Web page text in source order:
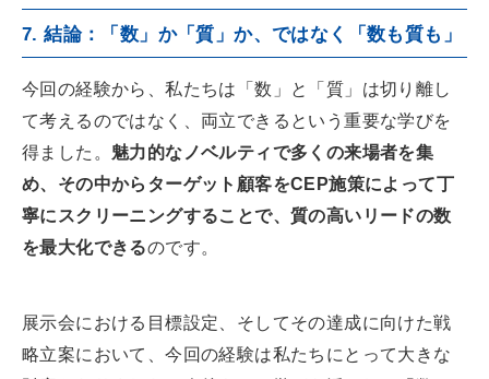
7. 結論：「数」か「質」か、ではなく「数も質も」
今回の経験から、私たちは「数」と「質」は切り離し
て考えるのではなく、両立できるという重要な学びを
得ました。 魅力的なノベルティで多くの来場者を集
め、その中からターゲット顧客をCEP施策によって丁
寧にスクリーニングすることで、質の高いリードの数
を最大化できるのです。
展示会における目標設定、そしてその達成に向けた戦
略立案において、今回の経験は私たちにとって大きな